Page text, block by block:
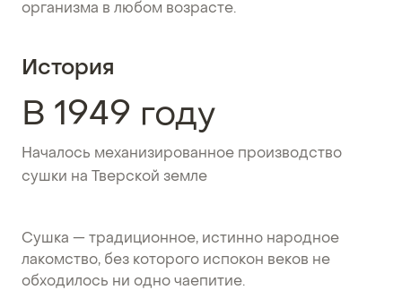
организма в любом возрасте.
История
В 1949 году
Началось механизированное производство
сушки на Тверской земле
Сушка — традиционное, истинно народное
лакомство, без которого испокон веков не
обходилось ни одно чаепитие.